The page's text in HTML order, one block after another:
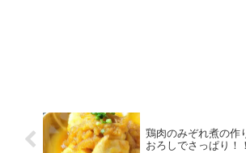
鶏肉のみぞれ煮の作
おろしでさっぱり！！